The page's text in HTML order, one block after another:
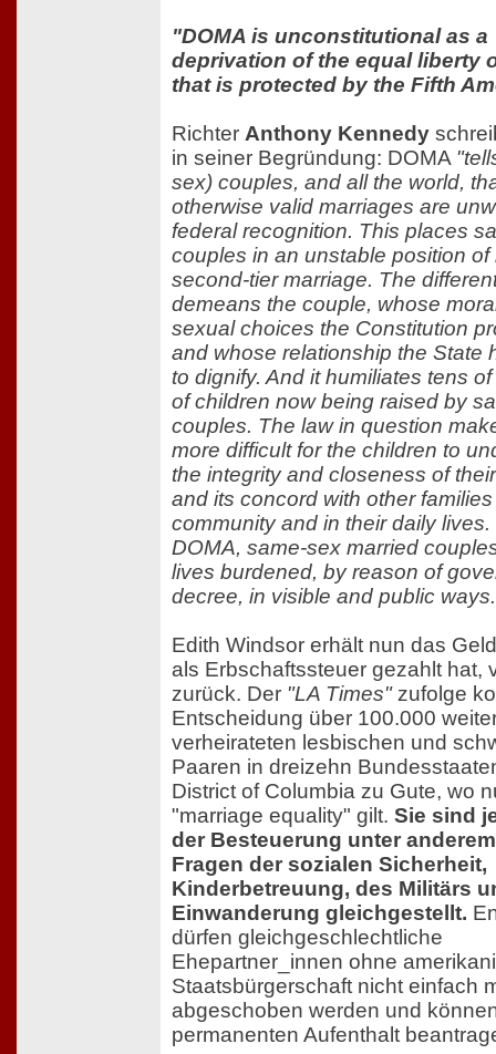
"DOMA is unconstitutional as a
deprivation of the equal liberty
that is protected by the Fifth
Richter Anthony Kennedy
in seiner Begründung: DOMA
sex) couples, and all the world,
otherwise valid marriages are
federal recognition. This places
couples in an unstable position of
second-tier marriage. The
demeans the couple, whose
sexual choices the Constitution
and whose relationship the State
to dignify. And it humiliates tens
of children now being raised by
couples. The law in question
more difficult for the children to
the integrity and closeness of
and its concord with other
community and in their daily lives.
DOMA, same-sex married
lives burdened, by reason of
decree, in visible and public
Edith Windsor erhält nun das
als Erbschaftssteuer gezahlt hat,
zurück. Der "LA Times"zufolge
Entscheidung über 100.000
verheirateten lesbischen und
Paaren in dreizehn
District of Columbia zu Gute, wo
"marriage equality" gilt. Sie sind
der Besteuerung unter
Fragen der sozialen Sicherheit,
Kinderbetreuung, des Militärs
Einwanderung gleichgestellt.
dürfen gleichgeschlechtliche
Ehepartner_innen ohne
Staatsbürgerschaft nicht einfach
abgeschoben werden und
permanenten Aufenthalt